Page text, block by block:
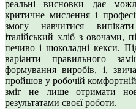
реальні висновки дає
критичне мислення і
змогу навчитися
італійський хліб з овочами,
печиво і шоколадні кекси.
варіанти правильного
формування виробів, і,
пройшов у робочій
зміг не лише отримати
результатами своєї роботи.